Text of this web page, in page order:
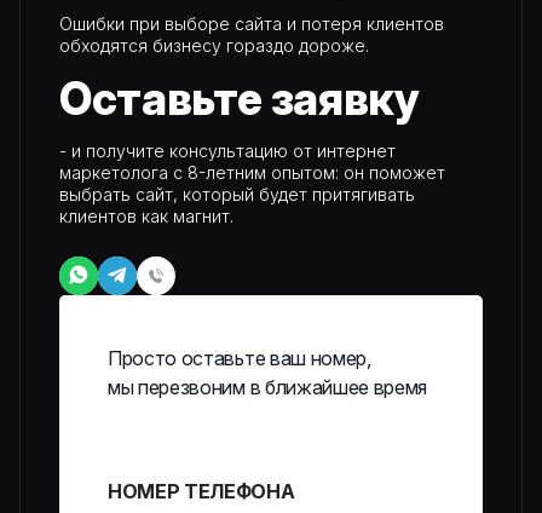
Ошибки при выборе сайта и потеря клиентов
обходятся бизнесу гораздо дороже.
Оставьте заявку
- и получите консультацию от интернет
маркетолога с 8-летним опытом: он поможет
выбрать сайт, который будет притягивать
клиентов как магнит.
Просто оставьте ваш номер,
мы перезвоним в ближайшее время